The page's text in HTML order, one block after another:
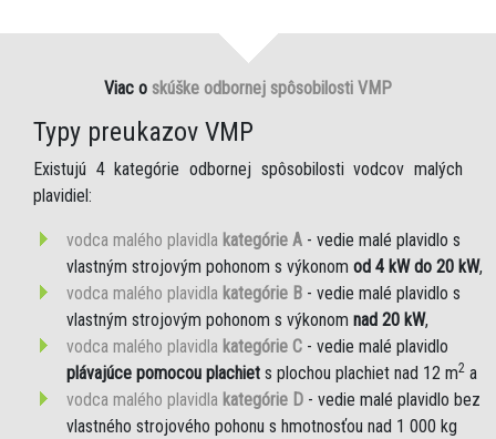
Viac o skúške odbornej spôsobilosti VMP
Typy preukazov VMP
Existujú 4 kategórie odbornej spôsobilosti vodcov malých
plavidiel:
vodca malého plavidla kategórie A - vedie malé plavidlo s
vlastným strojovým pohonom s výkonom od 4 kW do 20 kW,
vodca malého plavidla kategórie B - vedie malé plavidlo s
vlastným strojovým pohonom s výkonom nad 20 kW,
vodca malého plavidla kategórie C - vedie malé plavidlo
plávajúce pomocou plachiet s plochou plachiet nad 12 m2 a
vodca malého plavidla kategórie D - vedie malé plavidlo bez
vlastného strojového pohonu s hmotnosťou nad 1 000 kg